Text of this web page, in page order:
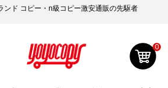
ンド コピー・n級コピー激安通販の先駆者
0